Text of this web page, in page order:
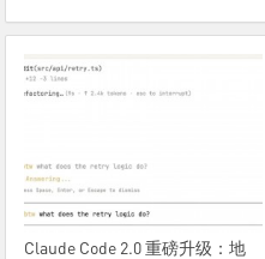
Claude Code 2.0 重磅升级：地